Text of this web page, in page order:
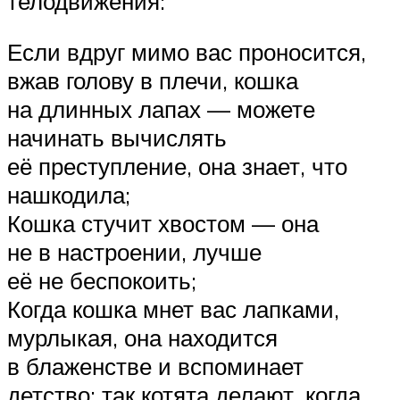
Если вдруг мимо вас проносится,
вжав голову в плечи, кошка
на длинных лапах — можете
начинать вычислять
её преступление, она знает, что
нашкодила;
Кошка стучит хвостом — она
не в настроении, лучше
её не беспокоить;
Когда кошка мнет вас лапками,
мурлыкая, она находится
в блаженстве и вспоминает